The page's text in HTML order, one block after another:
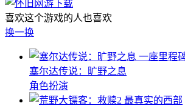
喜欢这个游戏的人也喜欢
换一换
一座里程
塞尔达传说：旷野之息
角色扮演
最真实的西部